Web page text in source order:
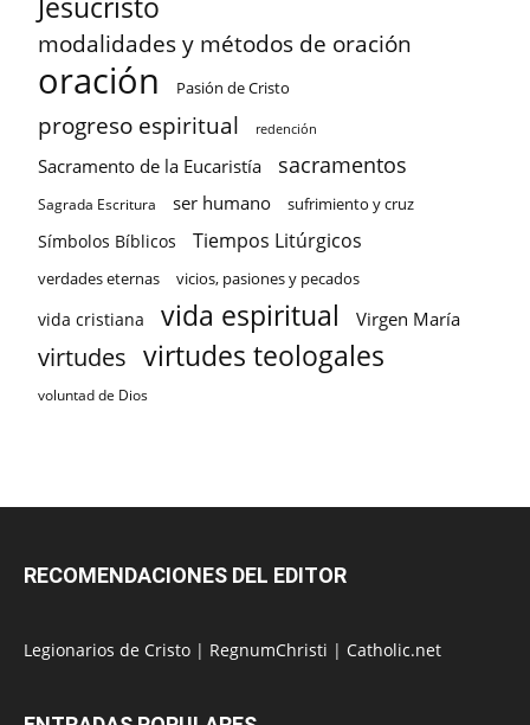
modalidades y métodos de oración
oración Pasión de Cristo
progreso espiritual redención
Sacramento de la Eucaristía sacramentos
Sagrada Escritura ser humano sufrimiento y cruz
Símbolos Bíblicos Tiempos Litúrgicos
verdades eternas vicios, pasiones y pecados
vida cristiana vida espiritual Virgen María
virtudes virtudes teologales
voluntad de Dios
RECOMENDACIONES DEL EDITOR
Legionarios de Cristo | RegnumChristi | Catholic.net